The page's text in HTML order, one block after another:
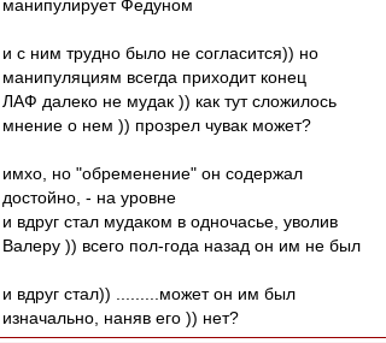
манипулирует Федуном
и с ним трудно было не согласится)) но
манипуляциям всегда приходит конец
ЛАФ далеко не мудак )) как тут сложилось
мнение о нем )) прозрел чувак может?
имхо, но "обременение" он содержал
достойно, - на уровне
и вдруг стал мудаком в одночасье, уволив
Валеру )) всего пол-года назад он им не был
и вдруг стал)) .........может он им был
изначально, наняв его )) нет?